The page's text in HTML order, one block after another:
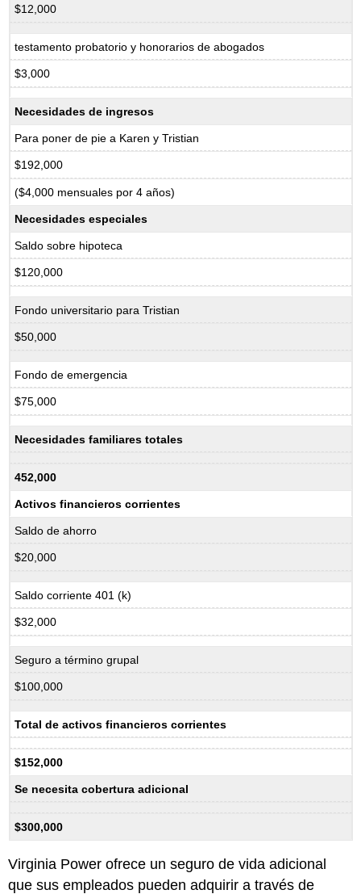
$12,000
testamento probatorio y honorarios de abogados
$3,000
Necesidades de ingresos
Para poner de pie a Karen y Tristian
$192,000
($4,000 mensuales por 4 años)
Necesidades especiales
Saldo sobre hipoteca
$120,000
Fondo universitario para Tristian
$50,000
Fondo de emergencia
$75,000
Necesidades familiares totales
452,000
Activos financieros corrientes
Saldo de ahorro
$20,000
Saldo corriente 401 (k)
$32,000
Seguro a término grupal
$100,000
Total de activos financieros corrientes
$152,000
Se necesita cobertura adicional
$300,000
Virginia Power ofrece un seguro de vida adicional
que sus empleados pueden adquirir a través de